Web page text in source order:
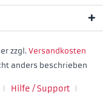
zzgl. Versandkosten
anders beschrieben
Hilfe / Support